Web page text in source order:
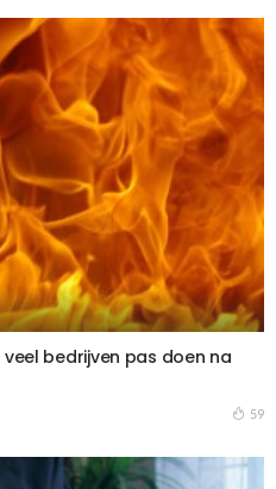
bedrijven pas doen na
59